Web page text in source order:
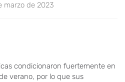
marzo de 2023
condicionaron fuertemente en
verano, por lo que sus